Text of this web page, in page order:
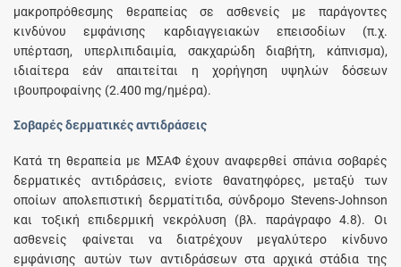
μακροπρόθεσμης θεραπείας σε ασθενείς με παράγοντες
κινδύνου εμφάνισης καρδιαγγειακών επεισοδίων (π.χ.
υπέρταση, υπερλιπιδαιμία, σακχαρώδη διαβήτη, κάπνισμα),
ιδιαίτερα εάν απαιτείται η χορήγηση υψηλών δόσεων
ιβουπροφαίνης (2.400 mg/ημέρα).
Σοβαρές δερματικές αντιδράσεις
Κατά τη θεραπεία με ΜΣΑΦ έχουν αναφερθεί σπάνια σοβαρές
δερματικές αντιδράσεις, ενίοτε θανατηφόρες, μεταξύ των
οποίων απολεπιστική δερματίτιδα, σύνδρομο Stevens-Johnson
και τοξική επιδερμική νεκρόλυση (βλ. παράγραφο 4.8). Οι
ασθενείς φαίνεται να διατρέχουν μεγαλύτερο κίνδυνο
εμφάνισης αυτών των αντιδράσεων στα αρχικά στάδια της